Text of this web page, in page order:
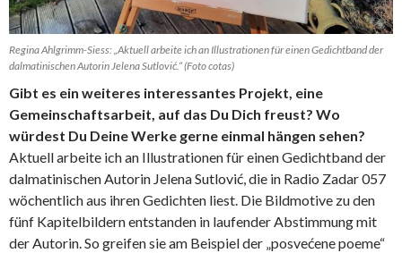
Regina Ahlgrimm-Siess: „Aktuell arbeite ich an Illustrationen für einen Gedichtband der
dalmatinischen Autorin Jelena Sutlović.“ (Foto cotas)
Gibt es ein weiteres interessantes Projekt, eine
Gemeinschaftsarbeit, auf das Du Dich freust? Wo
würdest Du Deine Werke gerne einmal hängen sehen?
Aktuell arbeite ich an Illustrationen für einen Gedichtband der
dalmatinischen Autorin Jelena Sutlović, die in Radio Zadar 057
wöchentlich aus ihren Gedichten liest. Die Bildmotive zu den
fünf Kapitelbildern entstanden in laufender Abstimmung mit
der Autorin. So greifen sie am Beispiel der „posvećene poeme“